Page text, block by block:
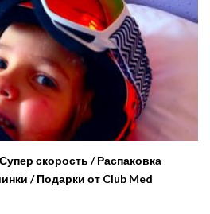
скорость / Распаковка
/ Подарки от Club Med